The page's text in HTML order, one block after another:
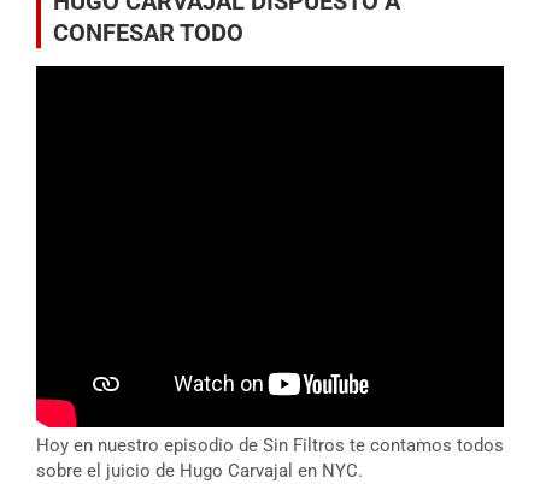
CONFESAR TODO
Hoy en nuestro episodio de Sin Filtros te contamos todos
sobre el juicio de Hugo Carvajal en NYC.